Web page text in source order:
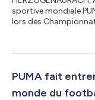
sportive mondiale
lors des
tête de file, Jess
défendu son titre
PUMA fait
monde du